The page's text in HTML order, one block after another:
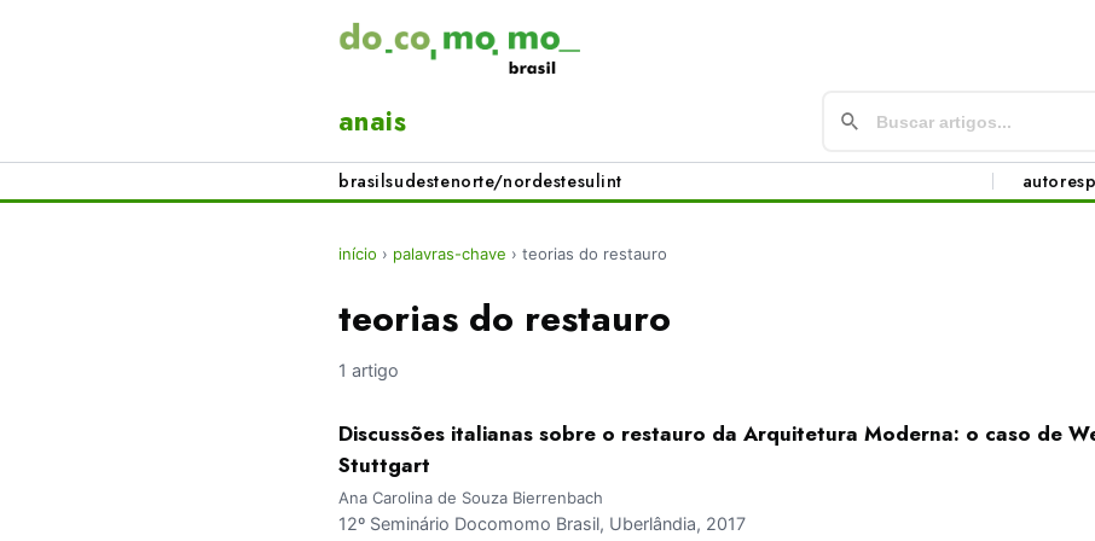
anais
brasilsudestenorte/nordestesulint autores
início › palavras-chave › teorias do restauro
teorias do restauro
1 artigo
Discussões italianas sobre o restauro da Arquitetura Moderna: o caso de
Stuttgart
Ana Carolina de Souza Bierrenbach
12º Seminário Docomomo Brasil, Uberlândia, 2017